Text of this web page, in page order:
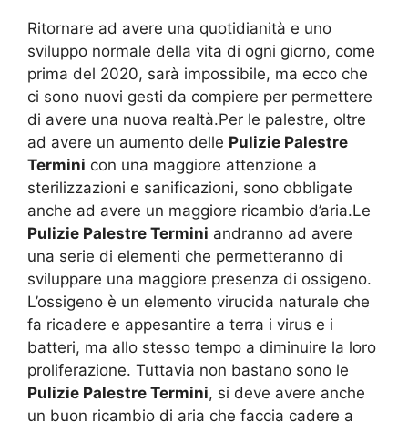
Ritornare ad avere una quotidianità e uno
sviluppo normale della vita di ogni giorno, come
prima del 2020, sarà impossibile, ma ecco che
ci sono nuovi gesti da compiere per permettere
di avere una nuova realtà.Per le palestre, oltre
ad avere un aumento delle Pulizie Palestre
Termini con una maggiore attenzione a
sterilizzazioni e sanificazioni, sono obbligate
anche ad avere un maggiore ricambio d’aria.Le
Pulizie Palestre Termini andranno ad avere
una serie di elementi che permetteranno di
sviluppare una maggiore presenza di ossigeno.
L’ossigeno è un elemento virucida naturale che
fa ricadere e appesantire a terra i virus e i
batteri, ma allo stesso tempo a diminuire la loro
proliferazione. Tuttavia non bastano sono le
Pulizie Palestre Termini, si deve avere anche
un buon ricambio di aria che faccia cadere a